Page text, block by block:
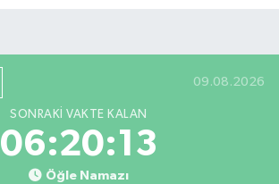
09.08.2026
SONRAKI VAKTE KALAN
06:20:12
Öğle Namazı